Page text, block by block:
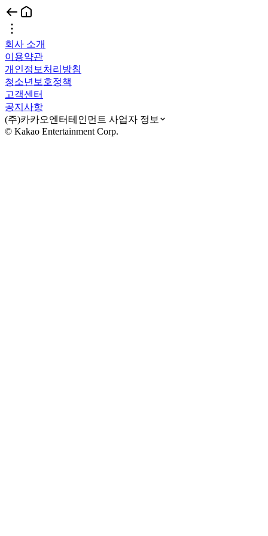
회사 소개
이용약관
개인정보처리방침
청소년보호정책
고객센터
공지사항
(주)카카오엔터테인먼트 사업자 정보
© Kakao Entertainment Corp.